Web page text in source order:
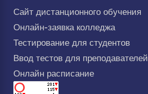
Сайт дистанционного обучения
Онлайн-заявка колледжа
Тестирование для студентов
Ввод тестов для преподавателей
Онлайн расписание